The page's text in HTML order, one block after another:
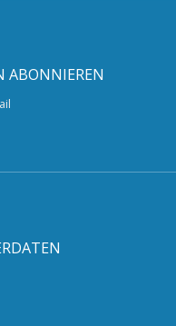
ABONNIEREN